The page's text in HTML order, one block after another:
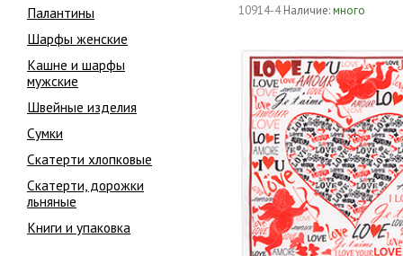
Палантины
Шарфы женские
Кашне и шарфы
мужские
Швейные изделия
Сумки
Скатерти хлопковые
Скатерти, дорожки
льняные
Книги и упаковка
10914-4 Наличие:много